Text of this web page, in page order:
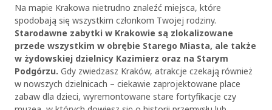
Na mapie Krakowa nietrudno znaleźć miejsca, które
spodobają się wszystkim członkom Twojej rodziny.
Starodawne zabytki w Krakowie są zlokalizowane
przede wszystkim w obrębie Starego Miasta, ale także
w żydowskiej dzielnicy Kazimierz oraz na Starym
Podgórzu. Gdy zwiedzasz Kraków, atrakcje czekają również
w nowszych dzielnicach – ciekawie zaprojektowane place
zabaw dla dzieci, wyremontowane stare fortyfikacje czy